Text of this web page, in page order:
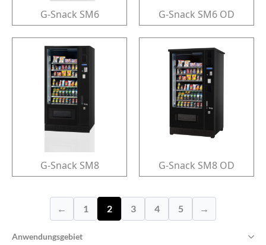
Anwendungsgebiet
G-Snack SM6 G-Snack SM6 OD
G-Snack SM8 G-Snack SM8 OD
← 1 2 3 4 5 →